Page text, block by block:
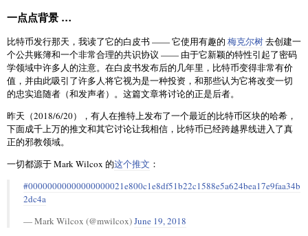
一点点背景 …
比特币发行那天，我读了它的白皮书 —— 它使用有趣的 梅克尔树去创建一
个公共账簿和一个非常合理的共识协议 —— 由于它新颖的特性引起了密码
学领域中许多人的注意。在白皮书发布后的几年里，比特币变得非常有价
值，并由此吸引了许多人将它视为是一种投资，和那些认为它将改变一切
的忠实追随者（和发声者）。这篇文章将讨论的正是后者。
昨天（2018/6/20），有人在推特上发布了一个最近的比特币区块的哈希，
下面成千上万的推文和其它讨论让我相信，比特币已经跨越界线进入了真
正的邪教领域。
一切都源于 Mark Wilcox 的这个推文 ：
#00000000000000000021e800c1e8df51b22c1588e5a624bea17e9faa34b
2dc4a
— Mark Wilcox (@mwilcox)June 19, 2018